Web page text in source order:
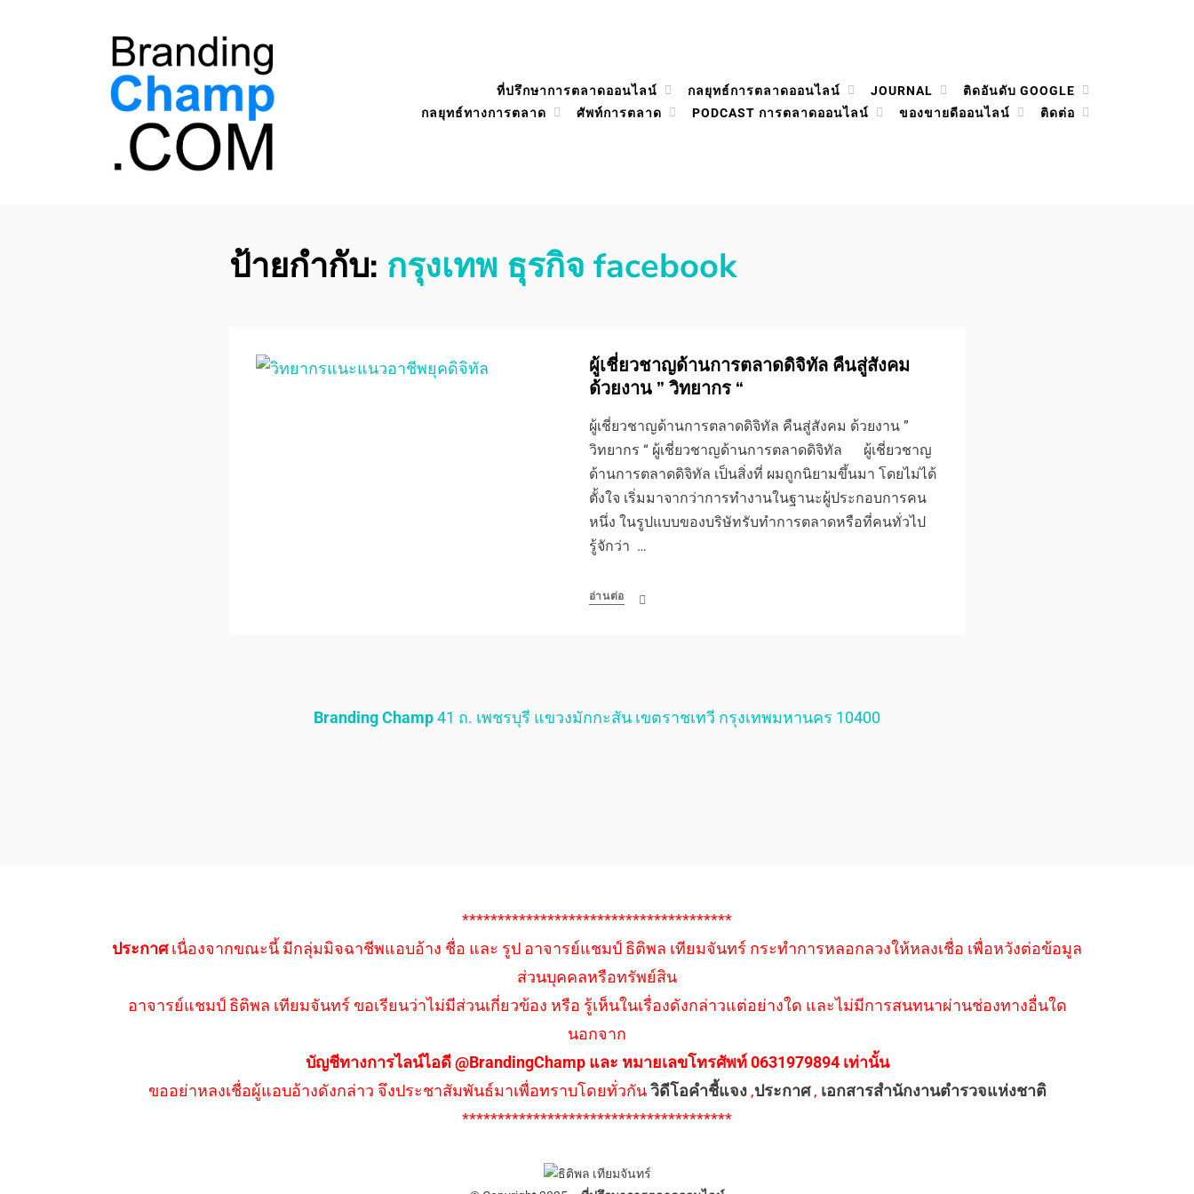
ที่ปรึกษาการตลาดออนไลน์ กลยุทธ์การตลาดออนไลน์ JOURNAL
ติดอันดับ GOOGLE
กลยุทธ์ทางการตลาด
ศัพท์การตลาด PODCAST การตลาดออนไลน์ ของขายดีออนไลน์ ติดต่อ
ป้ายกำกับ: กรุงเทพ ธุรกิจ facebook
ผู้เชี่ยวชาญด้านการตลาดดิจิทัล คืนสู่สังคม
ด้วยงาน ” วิทยากร “
ผู้เชี่ยวชาญด้านการตลาดดิจิทัล คืนสู่สังคม ด้วยงาน ”
วิทยากร “ ผู้เชี่ยวชาญด้านการตลาดดิจิทัล ผู้เชี่ยวชาญ
ด้านการตลาดดิจิทัล เป็นสิ่งที่ ผมถูกนิยามขึ้นมา โดยไม่ได้
ตั้งใจ เริ่มมาจากว่าการทำงานในฐานะผู้ประกอบการคน
หนึ่ง ในรูปแบบของบริษัทรับทำการตลาดหรือที่คนทั่วไป
รู้จักว่า …
อ่านต่อ
Branding Champ41 ถ. เพชรบุรี แขวงมักกะสัน เขตราชเทวี กรุงเทพมหานคร 10400
**************************************
ประกาศเนื่องจากขณะนี้ มีกลุ่มมิจฉาชีพแอบอ้าง ชื่อ และ รูป อาจารย์แชมป์ ธิติพล เทียมจันทร์ กระทำการหลอกลวงให้หลงเชื่อ เพื่อหวังต่อข้อมูล
ส่วนบุคคลหรือทรัพย์สิน
อาจารย์แชมป์ ธิติพล เทียมจันทร์ ขอเรียนว่าไม่มีส่วนเกี่ยวข้อง หรือ รู้เห็นในเรื่องดังกล่าวแต่อย่างใด และไม่มีการสนทนาผ่านช่องทางอื่นใด
นอกจาก
บัญชีทางการไลน์ไอดี @BrandingChamp และ หมายเลขโทรศัพท์ 0631979894 เท่านั้น
ขออย่าหลงเชื่อผู้แอบอ้างดังกล่าว จึงประชาสัมพันธ์มาเพื่อทราบโดยทั่วกันวิดีโอคำชี้แจง,ประกาศ, เอกสารสำนักงานตำรวจแห่งชาติ
**************************************